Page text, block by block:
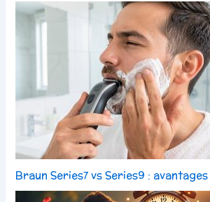
Braun Series7 vs Series9 :